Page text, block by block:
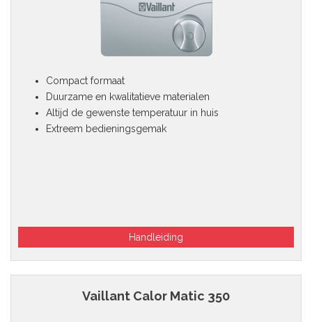
Compact formaat
Duurzame en kwalitatieve materialen
Altijd de gewenste temperatuur in huis
Extreem bedieningsgemak
Handleiding
Vaillant Calor Matic 350